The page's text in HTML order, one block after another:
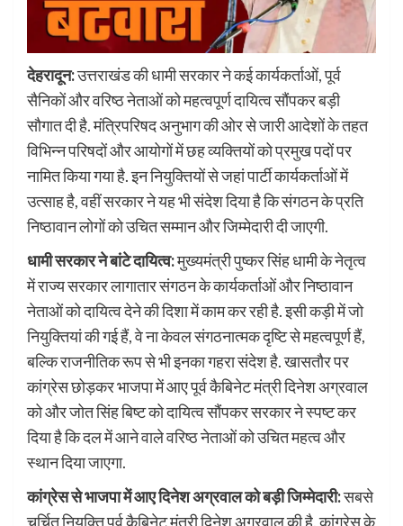
देहरादून:उत्तराखंड की धामी सरकार ने कई कार्यकर्ताओं, पूर्व
सैनिकों और वरिष्ठ नेताओं को महत्वपूर्ण दायित्व सौंपकर बड़ी
सौगात दी है. मंत्रिपरिषद अनुभाग की ओर से जारी आदेशों के तहत
विभिन्न परिषदों और आयोगों में छह व्यक्तियों को प्रमुख पदों पर
नामित किया गया है. इन नियुक्तियों से जहां पार्टी कार्यकर्ताओं में
उत्साह है, वहीं सरकार ने यह भी संदेश दिया है कि संगठन के प्रति
निष्ठावान लोगों को उचित सम्मान और जिम्मेदारी दी जाएगी.
धामी सरकार ने बांटे दायित्व:मुख्यमंत्री पुष्कर सिंह धामी के नेतृत्व
में राज्य सरकार लागातार संगठन के कार्यकर्ताओं और निष्ठावान
नेताओं को दायित्व देने की दिशा में काम कर रही है. इसी कड़ी में जो
नियुक्तियां की गई हैं, वे ना केवल संगठनात्मक दृष्टि से महत्वपूर्ण हैं,
बल्कि राजनीतिक रूप से भी इनका गहरा संदेश है. खासतौर पर
कांग्रेस छोड़कर भाजपा में आए पूर्व कैबिनेट मंत्री दिनेश अग्रवाल
को और जोत सिंह बिष्ट को दायित्व सौंपकर सरकार ने स्पष्ट कर
दिया है कि दल में आने वाले वरिष्ठ नेताओं को उचित महत्व और
स्थान दिया जाएगा.
कांग्रेस से भाजपा में आए दिनेश अग्रवाल को बड़ी जिम्मेदारी:सबसे
चर्चित नियुक्ति पूर्व कैबिनेट मंत्री दिनेश अग्रवाल की है. कांग्रेस के